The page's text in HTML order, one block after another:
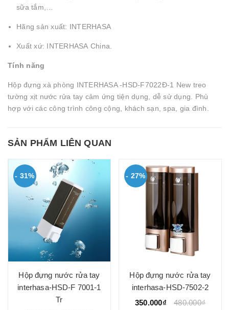
sữa tắm,…
Hãng sản xuất: INTERHASA
Xuất xứ: INTERHASA China.
Tính năng
Hộp đựng xà phòng INTERHASA -HSD-F7022Đ-1 New treo
tường xịt nước rửa tay cảm ứng tiện dụng, dễ sử dụng. Phù
hợp với các công trình công cộng, khách sạn, spa, gia đình.
SẢN PHẨM LIÊN QUAN
- 31%
Hộp đựng nước rửa tay
interhasa-HSD-F 7001-1
Tr
- 27%
Hộp đựng nước rửa tay
interhasa-HSD-7502-2
350.000₫
480.000₫